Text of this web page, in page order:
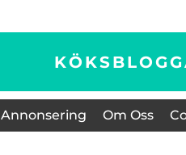
Annonsering Om Oss